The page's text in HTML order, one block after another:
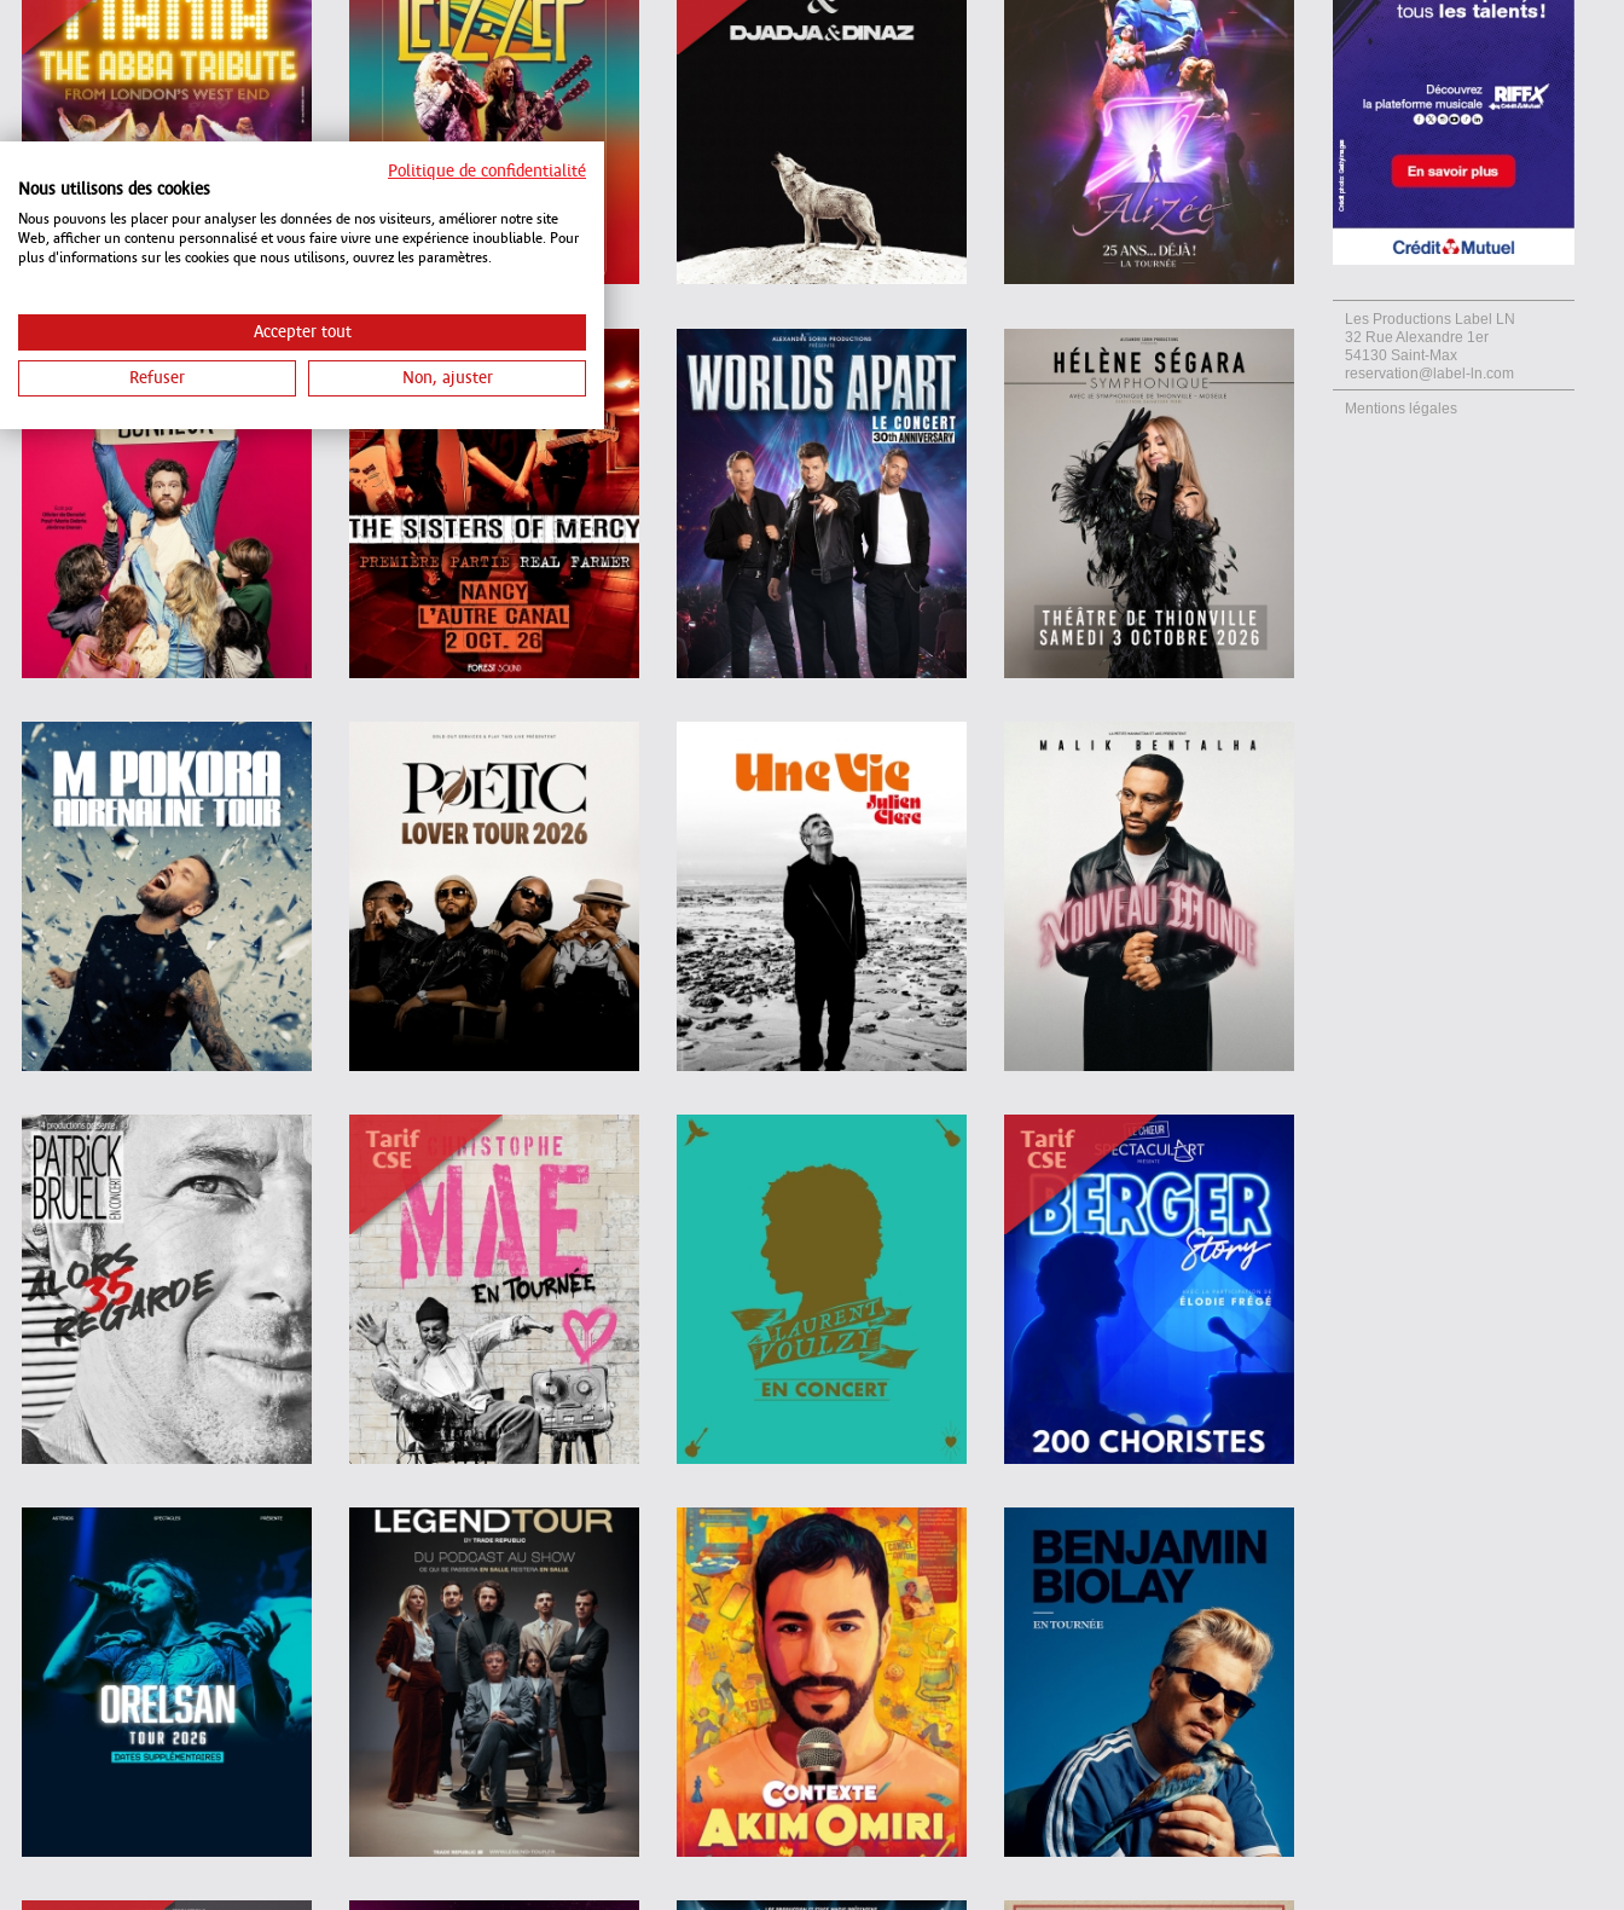
Les Productions Label LN
32 Rue Alexandre 1er
54130 Saint-Max
reservation@label-ln.com
Mentions légales
Politique de confidentialité
Nous utilisons des cookies
Nous pouvons les placer pour analyser les données de nos visiteurs, améliorer notre site
Web, afficher un contenu personnalisé et vous faire vivre une expérience inoubliable. Pour
plus d'informations sur les cookies que nous utilisons, ouvrez les paramètres.
Accepter tout
Refuser Non, ajuster